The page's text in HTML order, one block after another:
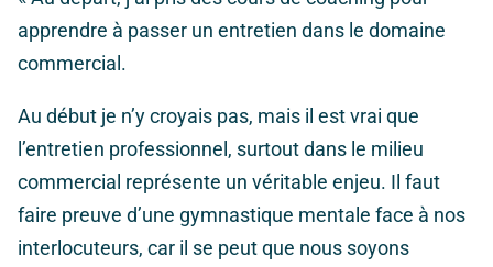
apprendre à passer un entretien dans le domaine
commercial.
Au début je n’y croyais pas, mais il est vrai que
l’entretien professionnel, surtout dans le milieu
commercial représente un véritable enjeu. Il faut
faire preuve d’une gymnastique mentale face à nos
interlocuteurs, car il se peut que nous soyons